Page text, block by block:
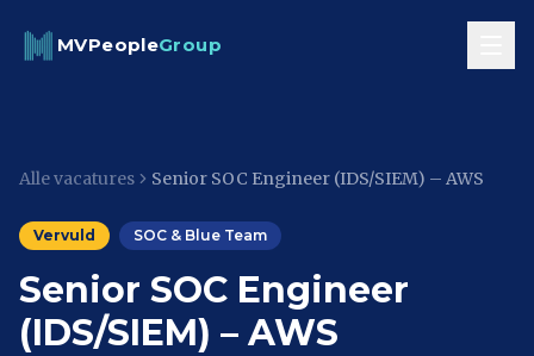
MVPeopleGroup
Alle vacatures Senior SOC Engineer (IDS/SIEM) – AWS
Vervuld SOC & Blue Team
Senior SOC Engineer
(IDS/SIEM) – AWS